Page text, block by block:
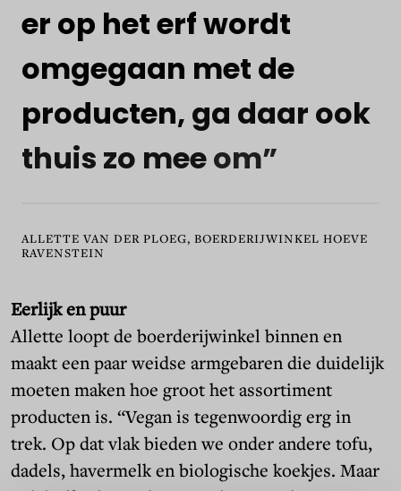
er op heterfwordt
omgegaan met de
producten, ga daar ook
thuis zo meeom”
ALLETTE VAN DER PLOEG, BOERDERIJWINKEL HOEVE
RAVENSTEIN
Eerlijk en puur
Allette loopt de boerderijwinkel binnen en
maakt een paar weidse armgebaren die duidelijk
moeten maken hoe groot het assortiment
producten is. “Vegan is tegenwoordig erg in
trek. Op dat vlak bieden we onder andere tofu,
dadels, havermelk en biologische koekjes. Maar